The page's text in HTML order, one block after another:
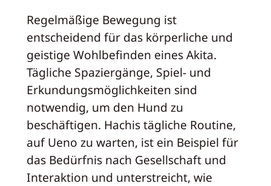
Regelmäßige Bewegung ist
entscheidend für das körperliche und
geistige Wohlbefinden eines Akita.
Tägliche Spaziergänge, Spiel- und
Erkundungsmöglichkeiten sind
notwendig, um den Hund zu
beschäftigen. Hachis tägliche Routine,
auf Ueno zu warten, ist ein Beispiel für
das Bedürfnis nach Gesellschaft und
Interaktion und unterstreicht, wie